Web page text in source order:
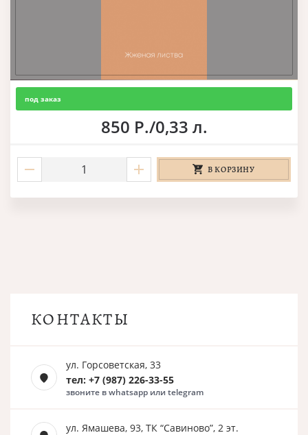
под заказ
850 Р./0,33 л.
В КОРЗИНУ
КОНТАКТЫ
ул. Горсоветская, 33
тел: +7 (987) 226-33-55
звоните в whatsapp или telegram
ул. Ямашева, 93, ТК “Савиново”, 2 эт.